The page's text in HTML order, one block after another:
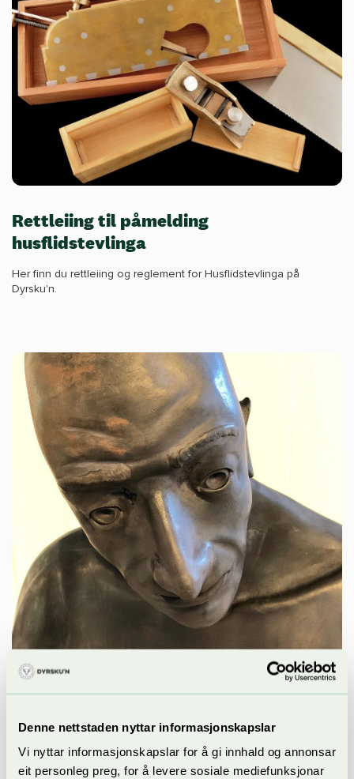
Denne nettstaden nyttar informasjonskapslar
Vi nyttar informasjonskapslar for å gi innhald og annonsar
eit personleg preg, for å levere sosiale mediefunksjonar
Rettleiing til påmelding
husflidstevlinga
Her finn du rettleiing og reglement for Husflidstevlinga på
Dyrsku'n.
Tidlegare vinnarar av priser og
utmerkelsar innen husflid & håndverk